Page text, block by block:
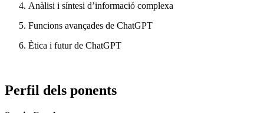
Anàlisi i síntesi d’informació complexa
Funcions avançades de ChatGPT
Ètica i futur de ChatGPT
Perfil dels ponents